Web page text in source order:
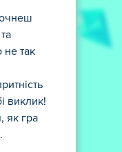
не так
виклик!
як гра